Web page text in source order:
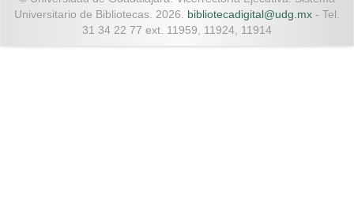
Universitario de Bibliotecas. 2026. bibliotecadigital@udg.mx - Tel.
31 34 22 77 ext. 11959, 11924, 11914